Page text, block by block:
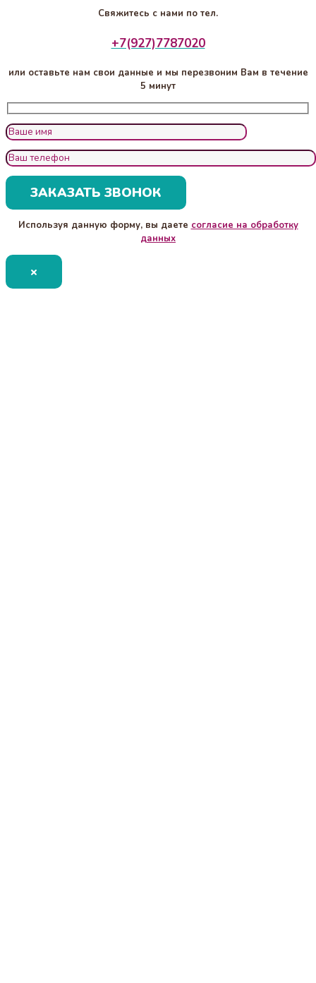
Свяжитесь с нами по тел.
+7(927)7787020
или оставьте нам свои данные и мы перезвоним Вам в течение
5 минут
Используя данную форму, вы даете согласие на обработку
данных
×